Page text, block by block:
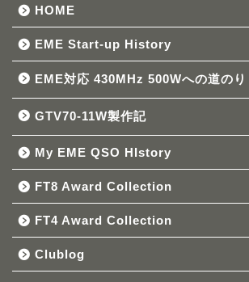
HOME
EME Start-up History
EME対応 430MHz 500Wへの道のり
GTV70-11W製作記
My EME QSO HIstory
FT8 Award Collection
FT4 Award Collection
Clublog